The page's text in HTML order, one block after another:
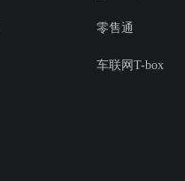
零售通
车联网T-box